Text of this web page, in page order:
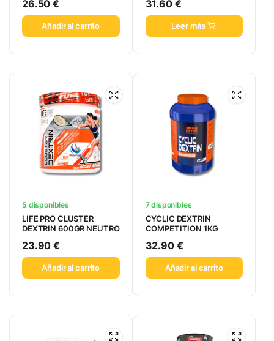
26.50€
Añadir al carrito
31.60 €
Leer más
5 disponibles
LIFE PRO CLUSTER
DEXTRIN 600GR NEUTRO
23.90€
Añadir al carrito
7 disponibles
CYCLIC DEXTRIN
COMPETITION 1KG
32.90 €
Añadir al carrito